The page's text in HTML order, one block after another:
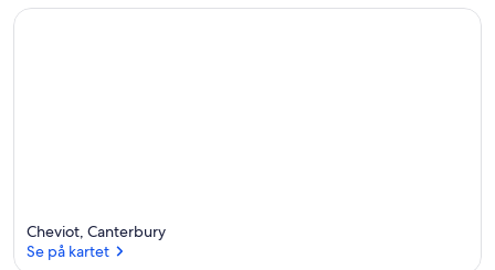
Cheviot, Canterbury
Se på kartet